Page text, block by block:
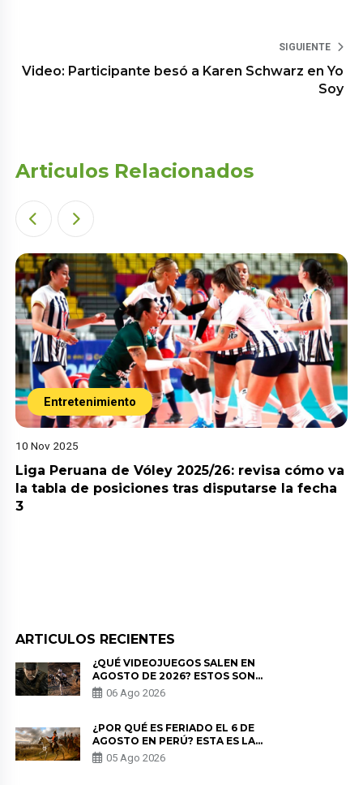
SIGUIENTE
Video: Participante besó a Karen Schwarz en Yo
Soy
Articulos Relacionados
Entretenimiento
10 Nov 2025
Liga Peruana de Vóley 2025/26: revisa cómo va
la tabla de posiciones tras disputarse la fecha
3
ARTICULOS RECIENTES
¿QUÉ VIDEOJUEGOS SALEN EN
AGOSTO DE 2026? ESTOS SON
LOS ESTRENOS MÁS ESPERADOS
06 Ago 2026
¿POR QUÉ ES FERIADO EL 6 DE
AGOSTO EN PERÚ? ESTA ES LA
HISTORIA
05 Ago 2026